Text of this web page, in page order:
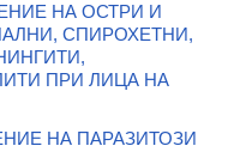
НА ОСТРИ И
СПИРОХЕТНИ,
ПРИ ЛИЦА НА
НА ПАРАЗИТОЗИ